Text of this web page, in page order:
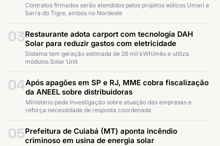
Contratos firmados serão atendidos pelos projetos eólicos Umari e
Serra do Tigre, ambos no Nordeste
03Restaurante adota carport com tecnologia DAH
Solar para reduzir gastos com eletricidade
Sistema tem geração estimada de 26 mil kWh/mês e utiliza
módulos Solar Unit
04Após apagões em SP e RJ, MME cobra fiscalização
da ANEEL sobre distribuidoras
Ministério pede investigação sobre atuação das empresas e
reforça necessidade de resposta coordenada
05Prefeitura de Cuiabá (MT) aponta incêndio
criminoso em usina de energia solar